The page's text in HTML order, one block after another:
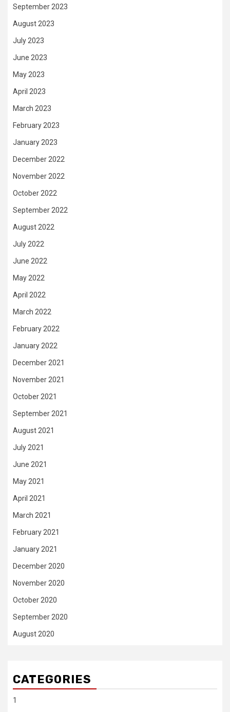
September 2023
August 2023
July 2023
June 2023
May 2023
April 2023
March 2023
February 2023
January 2023
December 2022
November 2022
October 2022
September 2022
August 2022
July 2022
June 2022
May 2022
April 2022
March 2022
February 2022
January 2022
December 2021
November 2021
October 2021
September 2021
August 2021
July 2021
June 2021
May 2021
April 2021
March 2021
February 2021
January 2021
December 2020
November 2020
October 2020
September 2020
August 2020
CATEGORIES
1